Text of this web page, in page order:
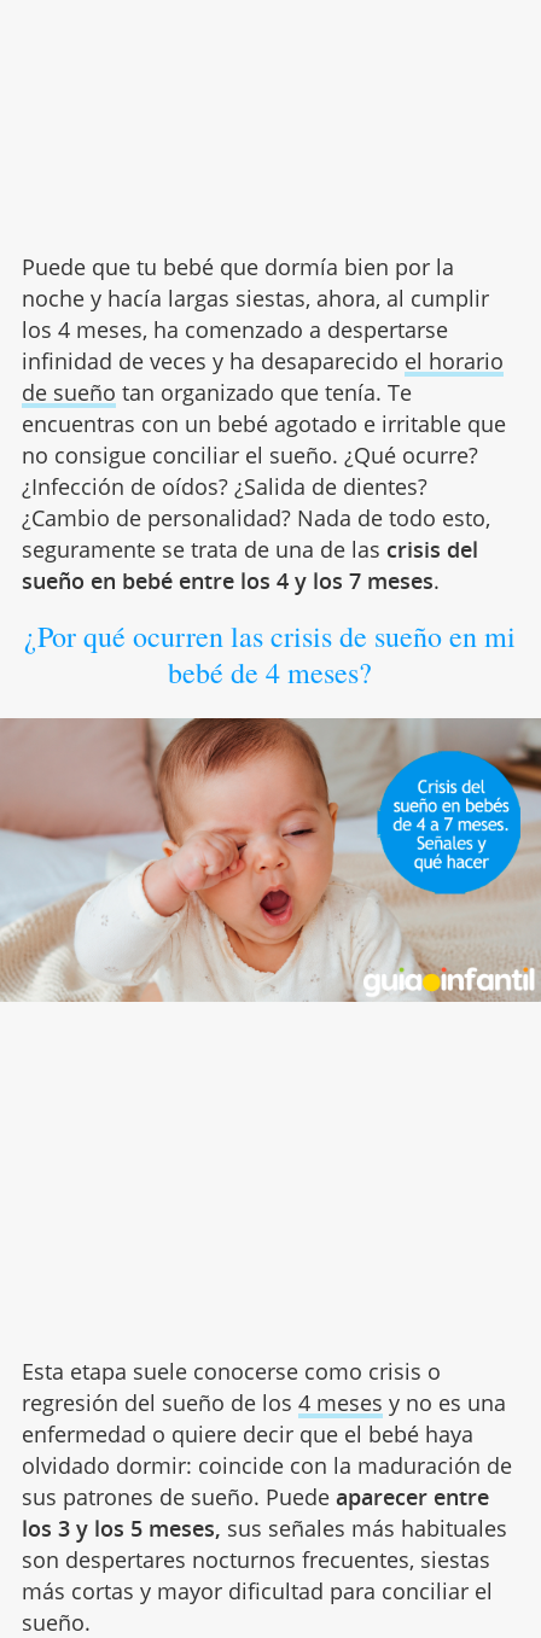
Puede que tu bebé que dormía bien por la
noche y hacía largas siestas, ahora, al cumplir
los 4 meses, ha comenzado a despertarse
infinidad de veces y ha desaparecido el horario
de sueño tan organizado que tenía. Te
encuentras con un bebé agotado e irritable que
no consigue conciliar el sueño. ¿Qué ocurre?
¿Infección de oídos? ¿Salida de dientes?
¿Cambio de personalidad? Nada de todo esto,
seguramente se trata de una de las crisis del
sueño en bebé entre los 4 y los 7 meses.
¿Por qué ocurren las crisis de sueño en mi
bebé de 4 meses?
Esta etapa suele conocerse como crisis o
regresión del sueño de los 4 meses y no es una
enfermedad o quiere decir que el bebé haya
olvidado dormir: coincide con la maduración de
sus patrones de sueño. Puede aparecer entre
los 3 y los 5 meses, sus señales más habituales
son despertares nocturnos frecuentes, siestas
más cortas y mayor dificultad para conciliar el
sueño.